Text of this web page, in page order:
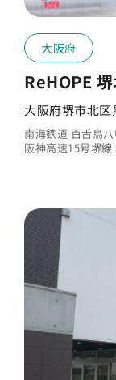
飲酒は可
Q 喫煙は可能
大阪府
ReHOPE
大阪府堺市北区
南海鉄道 百舌鳥
阪神高速15号堺